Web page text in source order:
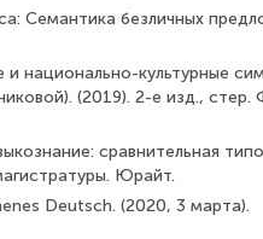
Семантика безличных
национально-культурные
(2019). 2-е изд., стер.
сравнительная
Юрайт.
Deutsch. (2020, 3 марта).